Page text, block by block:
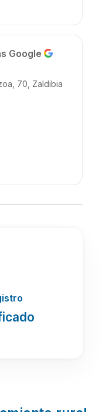
Google
70, Zaldibia